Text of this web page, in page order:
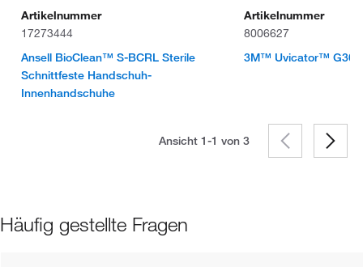
Artikelnummer
17273444
Ansell BioClean™ S-BCRL Sterile
Schnittfeste Handschuh-
Innenhandschuhe
Artikelnummer
8006627
3M™ Uvicator™
Ansicht 1-1 von 3
Häufig gestellte Fragen